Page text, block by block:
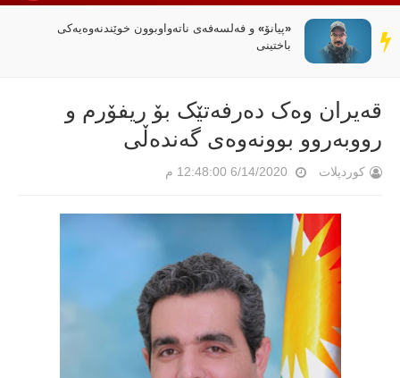
سەر
دێڕ
«پیانۆ» و فەلسەفەی ناتەواوبوون خوێندنەوەیەکی
باختینی
قەیران وەک دەرفەتێک بۆ ریفۆرم و
رووبەروو بوونەوەی گەندەڵی
کوردپلات 6/14/2020 12:48:00 م